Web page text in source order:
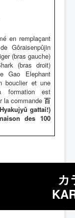
en remplaçant
Gôraisenpûjin
(bras gauche)
(bras droit)
Gao Elephant
bouclier et une
formation est
la commande 百
gattai!)
des 100
カ